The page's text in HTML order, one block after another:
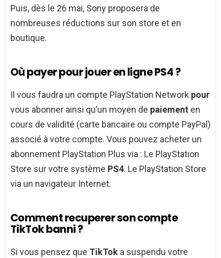
Puis, dès le 26 mai, Sony proposera de
nombreuses réductions sur son store et en
boutique.
Où payer pour jouer en ligne PS4 ?
Il vous faudra un compte PlayStation Network pour
vous abonner ainsi qu’un moyen de paiement en
cours de validité (carte bancaire ou compte PayPal)
associé à votre compte. Vous pouvez acheter un
abonnement PlayStation Plus via : Le PlayStation
Store sur votre système PS4. Le PlayStation Store
via un navigateur Internet.
Comment recuperer son compte
TikTok banni ?
Si vous pensez que TikTok a suspendu votre